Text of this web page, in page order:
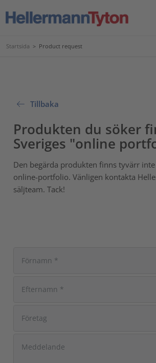
Startsida > Product request
Tillbaka
Produkten du söker
Sveriges "online
Den begärda produkten finns tyvärr
online-portfolio. Vänligen kontakta
säljteam. Tack!